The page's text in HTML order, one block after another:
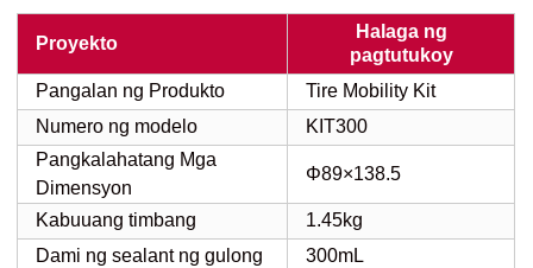
Proyekto
Halaga ng
pagtutukoy
Pangalan ng Produkto
Tire Mobility Kit
Numero ng modelo
KIT300
Pangkalahatang Mga
Dimensyon
Φ89×138.5
Kabuuang timbang
1.45kg
Dami ng sealant ng gulong
300mL